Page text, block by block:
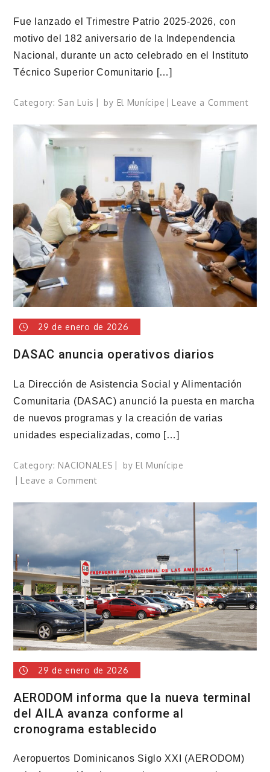
Fue lanzado el Trimestre Patrio 2025-2026, con
motivo del 182 aniversario de la Independencia
Nacional, durante un acto celebrado en el Instituto
Técnico Superior Comunitario […]
Category: San Luis by El Munícipe Leave a Commenton
2026
29 de enero de 2026
DASAC anuncia operativos diarios
La Dirección de Asistencia Social y Alimentación
Comunitaria (DASAC) anunció la puesta en marcha
de nuevos programas y la creación de varias
unidades especializadas, como […]
Category: NACIONALES by El Munícipe
Leave a Commenton
anuncia
operativos
diarios
29 de enero de 2026
AERODOM informa que la nueva terminal
del AILA avanza conforme al
cronograma establecido
Aeropuertos Dominicanos Siglo XXI (AERODOM)